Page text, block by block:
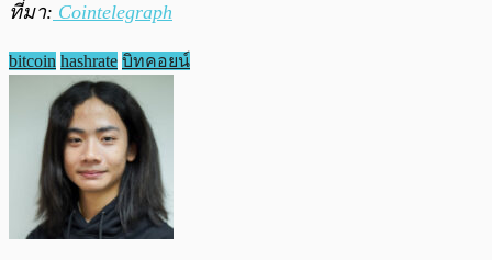
ที่มา: Cointelegraph
bitcoin hashrate บิทคอยน์